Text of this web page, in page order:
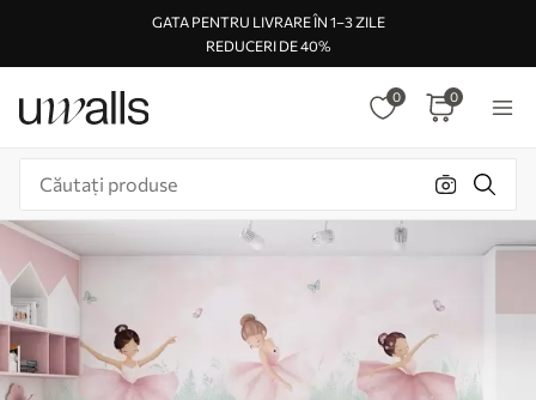
GATA PENTRU LIVRARE ÎN 1–3 ZILE
REDUCERI DE 40%
0 0